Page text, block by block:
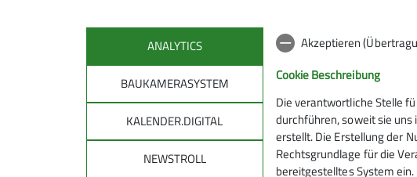
Programm.
Wir freuen uns über neue bergbegeisterte
Kontakt aufnehmen
ANALYTICS
BAUKAMERASYSTEM
KALENDER.DIGITAL
NEWSTROLL
Akzeptieren
Cookie Beschreibung
Die verantwortliche Stelle
durchführen, soweit sie
erstellt. Die Erstellung der
Rechtsgrundlage für die
bereitgestelltes System